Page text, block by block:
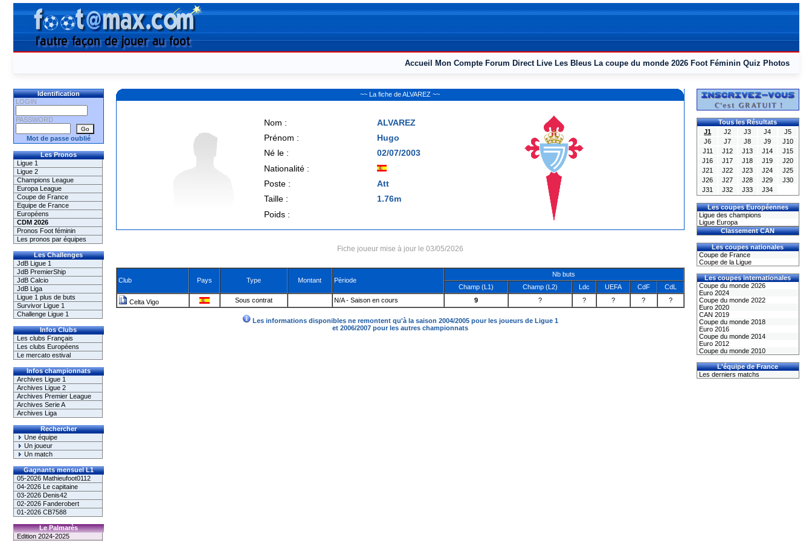
Accueil Mon Compte Forum Direct Live Les Bleus La coupe du monde 2026 Foot Féminin Quiz Photos
Identification
LOGIN
PASSWORD
Mot de passe oublié
Les Pronos
Ligue 1
Ligue 2
Champions League
Europa League
Coupe de France
Equipe de France
Européens
CDM 2026
Pronos Foot féminin
Les pronos par équipes
Les Challenges
JdB Ligue 1
JdB PremierShip
JdB Calcio
JdB Liga
Ligue 1 plus de buts
Survivor Ligue 1
Challenge Ligue 1
Infos Clubs
Les clubs Français
Les clubs Européens
Le mercato estival
Infos championnats
Archives Ligue 1
Archives Ligue 2
Archives Premier League
Archives Serie A
Archives Liga
Rechercher
Une équipe
Un joueur
Un match
Gagnants mensuel L1
05-2026 Mathieufoot0112
04-2026 Le capitaine
03-2026 Denis42
02-2026 Fanderobert
01-2026 CB7588
Le Palmarès
Edition 2024-2025
~~ La fiche de ALVAREZ ~~
Nom :
ALVAREZ
Prénom :
Hugo
Né le :
02/07/2003
Nationalité :
Poste :
Att
Taille :
1.76m
Poids :
Fiche joueur mise à jour le 03/05/2026
Club Pays Type Montant Pèriode
Nb buts
Champ (L1)
Champ (L2) Ldc UEFA CdF CdL
Celta Vigo Sous contrat N/A - Saison en cours 9 ? ? ? ? ?
Les informations disponibles ne remontent qu'à la saison 2004/2005 pour les joueurs de Ligue 1
et 2006/2007 pour les autres championnats
Tous les Résultats
J1
J2 J3 J4
J5
J6
J7 J8 J9
J10
J11
J12 J13 J14
J15
J16
J17 J18 J19
J20
J21
J22 J23 J24
J25
J26
J27 J28 J29
J30
J31
J32 J33 J34
Les coupes Européennes
Ligue des champions
Ligue Europa
Classement CAN
Les coupes nationales
Coupe de France
Coupe de la Ligue
Les coupes internationales
Coupe du monde 2026
Euro 2024
Coupe du monde 2022
Euro 2020
CAN 2019
Coupe du monde 2018
Euro 2016
Coupe du monde 2014
Euro 2012
Coupe du monde 2010
L'équipe de France
Les derniers matchs